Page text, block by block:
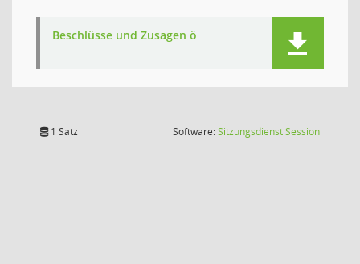
Beschlüsse und Zusagen ö
1 Satz Software:SitzungsdienstSession(Wird in